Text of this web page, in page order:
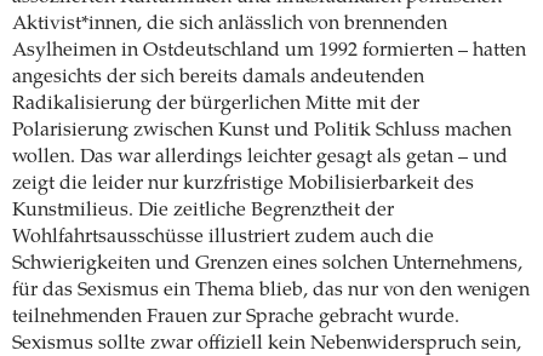
Aktivist*innen, die sich anlässlich von brennenden
Asylheimen in Ostdeutschland um 1992 formierten – hatten
angesichts der sich bereits damals andeutenden
Radikalisierung der bürgerlichen Mitte mit der
Polarisierung zwischen Kunst und Politik Schluss machen
wollen. Das war allerdings leichter gesagt als getan – und
zeigt die leider nur kurzfristige Mobilisierbarkeit des
Kunstmilieus. Die zeitliche Begrenztheit der
Wohlfahrtsausschüsse illustriert zudem auch die
Schwierigkeiten und Grenzen eines solchen Unternehmens,
für das Sexismus ein Thema blieb, das nur von den wenigen
teilnehmenden Frauen zur Sprache gebracht wurde.
Sexismus sollte zwar offiziell kein Nebenwiderspruch sein,